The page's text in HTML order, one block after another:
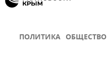
ПОЛИТИКА ОБЩЕСТВО